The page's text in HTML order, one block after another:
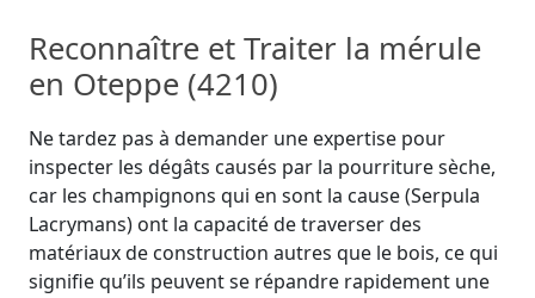
Reconnaître et Traiter la mérule
en Oteppe (4210)
Ne tardez pas à demander une expertise pour
inspecter les dégâts causés par la pourriture sèche,
car les champignons qui en sont la cause (Serpula
Lacrymans) ont la capacité de traverser des
matériaux de construction autres que le bois, ce qui
signifie qu’ils peuvent se répandre rapidement une